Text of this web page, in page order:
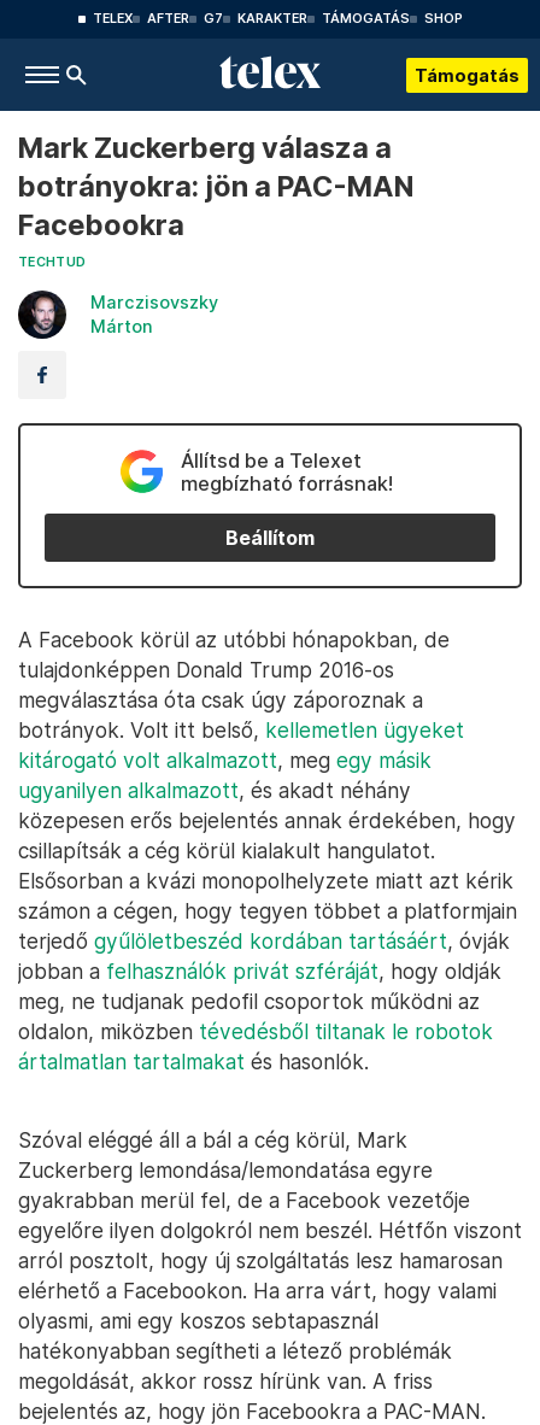
TELEX AFTER G7 KARAKTER TÁMOGATÁS SHOP
Támogatás
Mark Zuckerberg válasza a
botrányokra: jön a PAC-MAN
Facebookra
TECHTUD
Marczisovszky
Márton
Állítsd be a Telexet
megbízható forrásnak!
Beállítom
A Facebook körül az utóbbi hónapokban, de
tulajdonképpen Donald Trump 2016-os
megválasztása óta csak úgy záporoznak a
botrányok. Volt itt belső, kellemetlen ügyeket
kitárogató volt alkalmazott, meg egy másik
ugyanilyen alkalmazott, és akadt néhány
közepesen erős bejelentés annak érdekében, hogy
csillapítsák a cég körül kialakult hangulatot.
Elsősorban a kvázi monopolhelyzete miatt azt kérik
számon a cégen, hogy tegyen többet a platformjain
terjedő gyűlöletbeszéd kordában tartásáért, óvják
jobban a felhasználók privát szféráját, hogy oldják
meg, ne tudjanak pedofil csoportok működni az
oldalon, miközben tévedésből tiltanak le robotok
ártalmatlan tartalmakat és hasonlók.
Szóval eléggé áll a bál a cég körül, Mark
Zuckerberg lemondása/lemondatása egyre
gyakrabban merül fel, de a Facebook vezetője
egyelőre ilyen dolgokról nem beszél. Hétfőn viszont
arról posztolt, hogy új szolgáltatás lesz hamarosan
elérhető a Facebookon. Ha arra várt, hogy valami
olyasmi, ami egy koszos sebtapasznál
hatékonyabban segítheti a létező problémák
megoldását, akkor rossz hírünk van. A friss
bejelentés az, hogy jön Facebookra a PAC-MAN.